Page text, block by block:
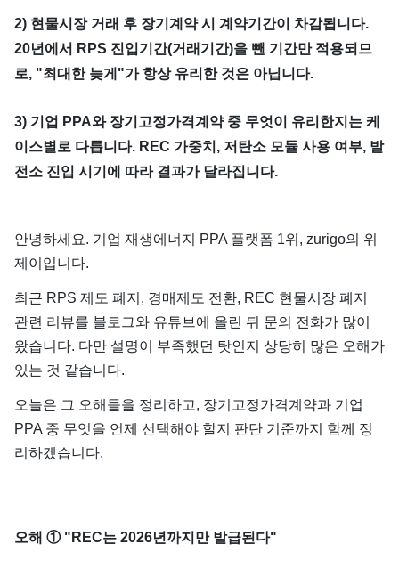
2) 현물시장 거래 후 장기계약 시 계약기간이 차감됩니다.
20년에서 RPS 진입기간(거래기간)을 뺀 기간만 적용되므
로, "최대한 늦게"가 항상 유리한 것은 아닙니다.
3) 기업 PPA와 장기고정가격계약 중 무엇이 유리한지는 케
이스별로 다릅니다. REC 가중치, 저탄소 모듈 사용 여부, 발
전소 진입 시기에 따라 결과가 달라집니다.
안녕하세요. 기업 재생에너지 PPA 플랫폼 1위, zurigo의 위
제이입니다.
최근 RPS 제도 폐지, 경매제도 전환, REC 현물시장 폐지
관련 리뷰를 블로그와 유튜브에 올린 뒤 문의 전화가 많이
왔습니다. 다만 설명이 부족했던 탓인지 상당히 많은 오해가
있는 것 같습니다.
오늘은 그 오해들을 정리하고, 장기고정가격계약과 기업
PPA 중 무엇을 언제 선택해야 할지 판단 기준까지 함께 정
리하겠습니다.
오해 ① "REC는 2026년까지만 발급된다"